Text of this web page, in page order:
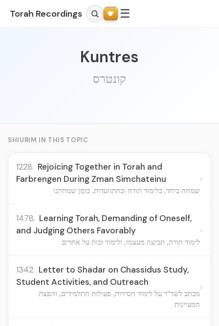
Torah Recordings ☰
Kuntres
קונטרס
SHIURIM IN THIS TOPIC
1228. Rejoicing Together in Torah and
Farbrengen During Zman Simchateinu
שמחה ביחד, בלימוד תורה ובהתוועדות, בזמן שמחתנו
›
1478. Learning Torah, Demanding of Oneself,
and Judging Others Favorably
לימוד תורה, תביעה מעצמו, ולימוד זכות על אחרים
›
1342. Letter to Shadar on Chassidus Study,
Student Activities, and Outreach
מכתב לשד"ר על לימוד חסידות, פעולות התלמידים, והפצת
המעיינות
›